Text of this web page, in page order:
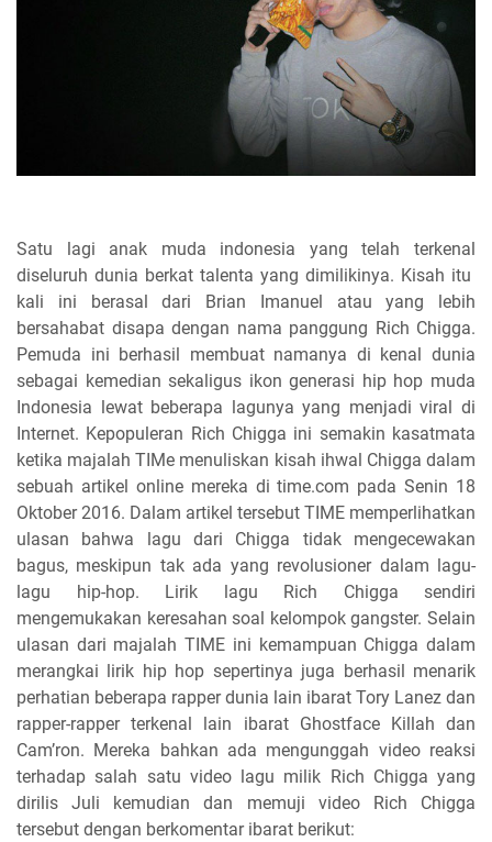
Satu lagi anak muda indonesia yang telah terkenal
diseluruh dunia berkat talenta yang dimilikinya. Kisah itu
kali ini berasal dari Brian Imanuel atau yang lebih
bersahabat disapa dengan nama panggung Rich Chigga.
Pemuda ini berhasil membuat namanya di kenal dunia
sebagai kemedian sekaligus ikon generasi hip hop muda
Indonesia lewat beberapa lagunya yang menjadi viral di
Internet. Kepopuleran Rich Chigga ini semakin kasatmata
ketika majalah TIMe menuliskan kisah ihwal Chigga dalam
sebuah artikel online mereka di time.com pada Senin 18
Oktober 2016. Dalam artikel tersebut TIME memperlihatkan
ulasan bahwa lagu dari Chigga tidak mengecewakan
bagus, meskipun tak ada yang revolusioner dalam lagu-
lagu hip-hop. Lirik lagu Rich Chigga sendiri
mengemukakan keresahan soal kelompok gangster. Selain
ulasan dari majalah TIME ini kemampuan Chigga dalam
merangkai lirik hip hop sepertinya juga berhasil menarik
perhatian beberapa rapper dunia lain ibarat Tory Lanez dan
rapper-rapper terkenal lain ibarat Ghostface Killah dan
Cam’ron. Mereka bahkan ada mengunggah video reaksi
terhadap salah satu video lagu milik Rich Chigga yang
dirilis Juli kemudian dan memuji video Rich Chigga
tersebut dengan berkomentar ibarat berikut: